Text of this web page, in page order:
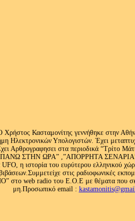
Χρήστος Κασταμονίτης γεννήθηκε στην
Ηλεκτρονικών Υπολογιστών. Έχει
Αρθρογραφησει στα περιοδικά
ΣΤΗΝ ΩΡΑ” ,”ΑΠΟΡΡΗΤΑ ΣΕΝΑΡΙΑ”,
η ιστορία του ευρύτερου ελληνικού
στις
web radio του Ε.Ο.Ε με θέματα που
μη.Προσωπικό email :